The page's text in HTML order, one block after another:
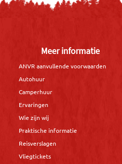
Meer informatie
ANVR aanvullende voorwaarden
Autohuur
Camperhuur
Ervaringen
Wie zijn wij
Praktische informatie
Reisverslagen
Vliegtickets